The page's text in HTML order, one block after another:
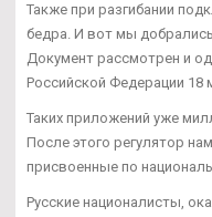
Также при разгибании
бедра. И вот мы
Документ рассмотрен и
Российской Федерации 18
Таких приложений уже
После этого регулятор
присвоенные по
Русские националисты,